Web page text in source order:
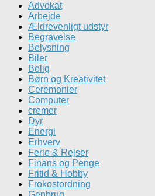
Advokat
Arbejde
Ældrevenligt udstyr
Begravelse
Belysning
Biler
Bolig
Børn og Kreativitet
Ceremonier
Computer
cremer
Dyr
Energi
Erhverv
Ferie & Rejser
Finans og Penge
Fritid & Hobby
Frokostordning